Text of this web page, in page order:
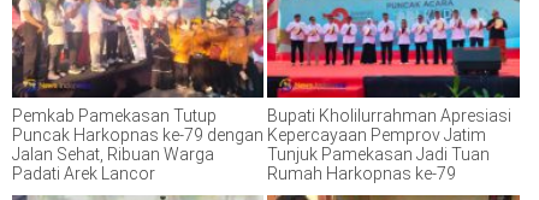
Pemkab Pamekasan Tutup
Puncak Harkopnas ke-79 dengan
Jalan Sehat, Ribuan Warga
Padati Arek Lancor
Bupati Kholilurrahman Apresiasi
Kepercayaan Pemprov Jatim
Tunjuk Pamekasan Jadi Tuan
Rumah Harkopnas ke-79